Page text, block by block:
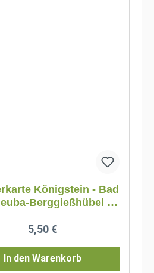
Königstein - Bad
Berggießhübel /
Regulärer Preis:
5,50 €
In den Warenkorb